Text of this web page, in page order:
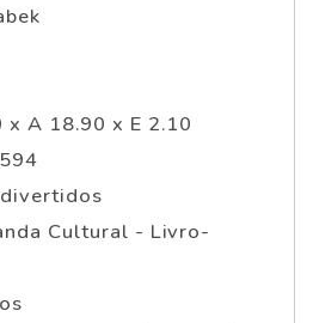
x A 18.90 x E 2.10
Cultural - Livro-